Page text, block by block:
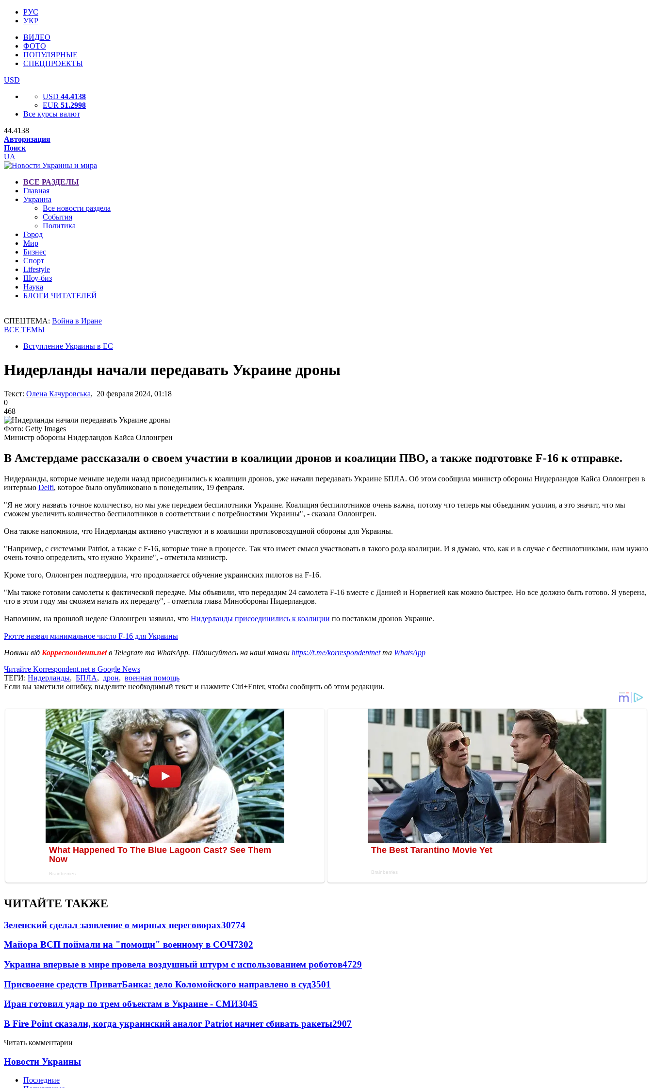
РУС
УКР
ВИДЕО
ФОТО
ПОПУЛЯРНЫЕ
СПЕЦПРОЕКТЫ
USD
USD 44.4138
EUR 51.2998
Все курсы валют
44.4138
Авторизация
Поиск
UA
ВСЕ РАЗДЕЛЫ
Главная
Украина
Все новости раздела
События
Политика
Город
Мир
Бизнес
Спорт
Lifestyle
Шоу-биз
Наука
БЛОГИ ЧИТАТЕЛЕЙ
СПЕЦТЕМА: Война в Иране
ВСЕ ТЕМЫ
Вступление Украины в ЕС
Нидерланды начали передавать Украине дроны
Текст: Олена Качуровська, 20 февраля 2024, 01:18
0
468
Фото: Getty Images
Министр обороны Нидерландов Кайса Оллонгрен
В Амстердаме рассказали о своем участии в коалиции дронов и коалиции ПВО, а также подготовке F-16 к отправке.
Нидерланды, которые меньше недели назад присоединились к коалиции дронов, уже начали передавать Украине БПЛА. Об этом сообщила министр обороны Нидерландов Кайса Оллонгрен в
интервью Delfi, которое было опубликовано в понедельник, 19 февраля.
"Я не могу назвать точное количество, но мы уже передаем беспилотники Украине. Коалиция беспилотников очень важна, потому что теперь мы объединим усилия, а это значит, что мы
сможем увеличить количество беспилотников в соответствии с потребностями Украины", - сказала Оллонгрен.
Она также напомнила, что Нидерланды активно участвуют и в коалиции противовоздушной обороны для Украины.
"Например, с системами Patriot, а также с F-16, которые тоже в процессе. Так что имеет смысл участвовать в такого рода коалиции. И я думаю, что, как и в случае с беспилотниками, нам нужно
очень точно определить, что нужно Украине", - отметила министр.
Кроме того, Оллонгрен подтвердила, что продолжается обучение украинских пилотов на F-16.
"Мы также готовим самолеты к фактической передаче. Мы объявили, что передадим 24 самолета F-16 вместе с Данией и Норвегией как можно быстрее. Но все должно быть готово. Я уверена,
что в этом году мы сможем начать их передачу", - отметила глава Минобороны Нидерландов.
Напомним, на прошлой неделе Оллонгрен заявила, что Нидерланды присоединились к коалиции по поставкам дронов Украине.
Рютте назвал минимальное число F-16 для Украины
Новини від Корреспондент.netв Telegram та WhatsApp. Підписуйтесь на наші канали https://t.me/korrespondentnetта WhatsApp
Читайте Korrespondent.net в Google News
ТЕГИ: Нидерланды, БПЛА, дрон, военная помощь
Если вы заметили ошибку, выделите необходимый текст и нажмите Ctrl+Enter, чтобы сообщить об этом редакции.
ЧИТАЙТЕ ТАКЖЕ
Зеленский сделал заявление о мирных переговорах30774
Майора ВСП поймали на "помощи" военному в СОЧ7302
Украина впервые в мире провела воздушный штурм с использованием роботов4729
Присвоение средств ПриватБанка: дело Коломойского направлено в суд3501
Иран готовил удар по трем объектам в Украине - СМИ3045
В Fire Point сказали, когда украинский аналог Patriot начнет сбивать ракеты2907
Читать комментарии
Новости Украины
Последние